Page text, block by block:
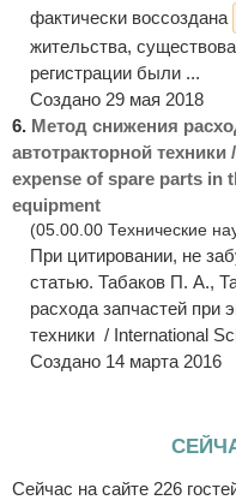
фактически воссоздана
жительства,
регистрации были ...
Создано 29 мая 2018
6. Метод снижения
автотракторной
expense of spare parts in
equipment
(05.00.00 Технические
При цитировании, не
статью. Табаков П. А.,
расхода запчастей при
техники / International
Создано 14 марта 2016
Сейчас на сайте 226